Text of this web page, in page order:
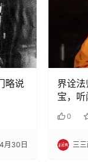
略说
月30日
界诠
宝，
佛教
事
0
三